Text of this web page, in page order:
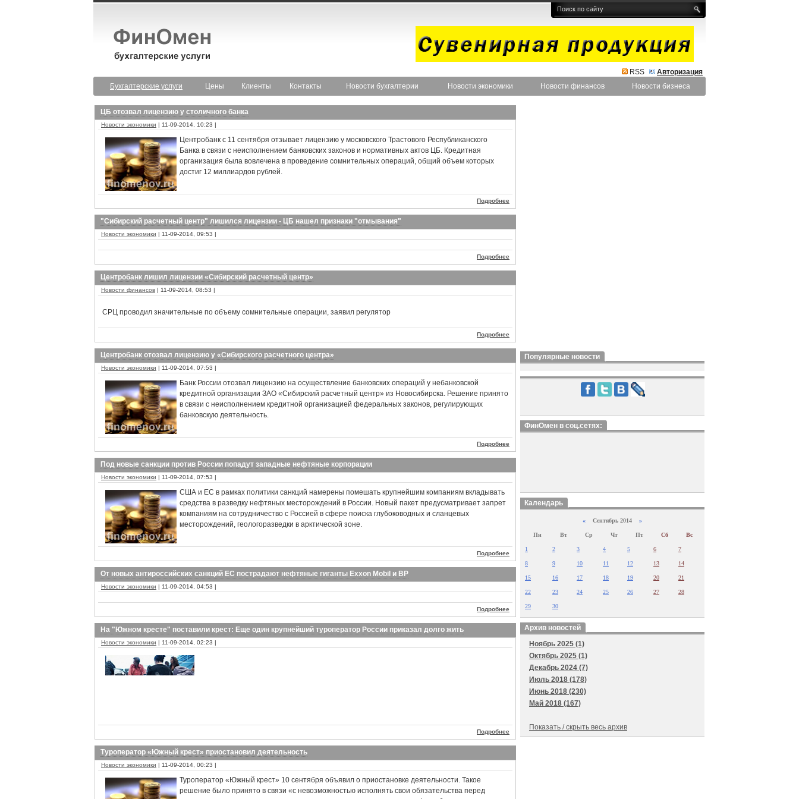
RSS
Авторизация
Бухгалтерские услуги
Цены Клиенты Контакты Новости бухгалтерии Новости экономики Новости финансов Новости бизнеса
ЦБ отозвал лицензию у столичного банка
Новости экономики | 11-09-2014, 10:23 |
Центробанк с 11 сентября отзывает лицензию у московского Трастового Республиканского
Банка в связи с неисполнением банковских законов и нормативных актов ЦБ. Кредитная
организация была вовлечена в проведение сомнительных операций, общий объем которых
достиг 12 миллиардов рублей.
Подробнее
"Сибирский расчетный центр" лишился лицензии - ЦБ нашел признаки "отмывания"
Новости экономики | 11-09-2014, 09:53 |
Подробнее
Центробанк лишил лицензии «Сибирский расчетный центр»
Новости финансов | 11-09-2014, 08:53 |
СРЦ проводил значительные по объему сомнительные операции, заявил регулятор
Подробнее
Центробанк отозвал лицензию у «Сибирского расчетного центра»
Новости экономики | 11-09-2014, 07:53 |
Банк России отозвал лицензию на осуществление банковских операций у небанковской
кредитной организации ЗАО «Сибирский расчетный центр» из Новосибирска. Решение принято
в связи с неисполнением кредитной организацией федеральных законов, регулирующих
банковскую деятельность.
Подробнее
Под новые санкции против России попадут западные нефтяные корпорации
Новости экономики | 11-09-2014, 07:53 |
США и ЕС в рамках политики санкций намерены помешать крупнейшим компаниям вкладывать
средства в разведку нефтяных месторождений в России. Новый пакет предусматривает запрет
компаниям на сотрудничество с Россией в сфере поиска глубоководных и сланцевых
месторождений, геологоразведки в арктической зоне.
Подробнее
От новых антироссийских санкций ЕС пострадают нефтяные гиганты Exxon Mobil и BP
Новости экономики | 11-09-2014, 04:53 |
Подробнее
На "Южном кресте" поставили крест: Еще один крупнейший туроператор России приказал долго жить
Новости экономики | 11-09-2014, 02:23 |
Подробнее
Туроператор «Южный крест» приостановил деятельность
Новости экономики | 11-09-2014, 00:23 |
Туроператор «Южный крест» 10 сентября объявил о приостановке деятельности. Такое
решение было принято в связи «с невозможностью исполнять свои обязательства перед
Популярные новости
ФинОмен в соц.сетях:
Календарь
« Сентябрь 2014 »
Пн Вт Ср Чт Пт Сб Вс
1 2 3 4 5 6 7
8 9 10 11 12 13 14
15 16 17 18 19 20 21
22 23 24 25 26 27 28
29 30
Архив новостей
Ноябрь 2025 (1)
Октябрь 2025 (1)
Декабрь 2024 (7)
Июль 2018 (178)
Июнь 2018 (230)
Май 2018 (167)
Показать / скрыть весь архив